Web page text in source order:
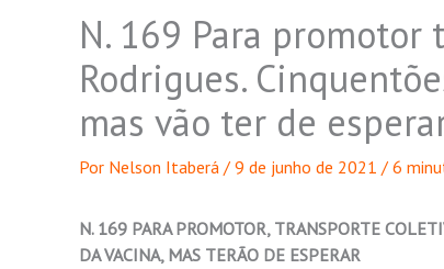
N. 169 Para
Rodrigues.
mas vão ter de
Por Nelson Itaberá / 9 de junho de 2021 / 6
N. 169 PARA PROMOTOR, TRANSPORTE
DA VACINA, MAS TERÃO DE ESPERAR